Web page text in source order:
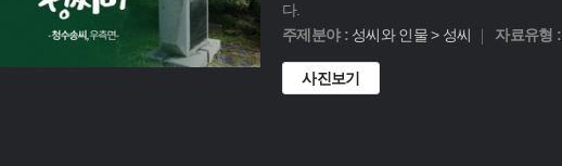
다.
주제분야 :성씨와 인물 > 성씨 자료유형 :
사진보기